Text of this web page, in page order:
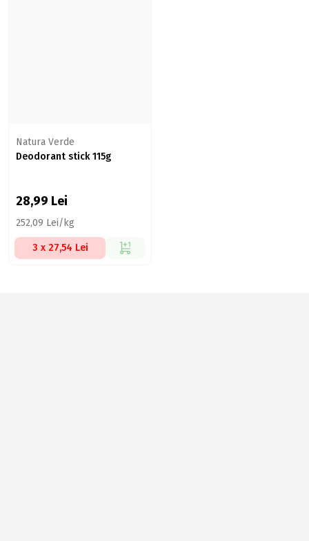
Natura Verde
Deodorant stick 115g
28,99 Lei
252,09 Lei/kg
3 x 27,54 Lei